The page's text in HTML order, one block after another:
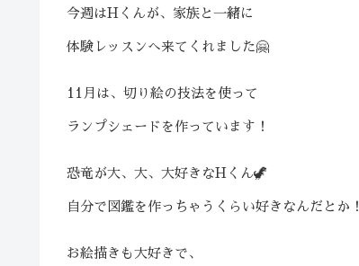
今週はHくんが、家族と一緒に
体験レッスンへ来てくれました🤗
11月は、切り絵の技法を使って
ランプシェードを作っています！
恐竜が大、大、大好きなHくん🦖
自分で図鑑を作っちゃうくらい好きなんだとか！
お絵描きも大好きで、